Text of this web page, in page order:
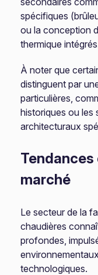
spécifiques
ou la conception
thermique
À noter que
distinguent par
particulières,
historiques ou les
architecturaux
marché
Le secteur de la
chaudières
profondes,
technologiques.